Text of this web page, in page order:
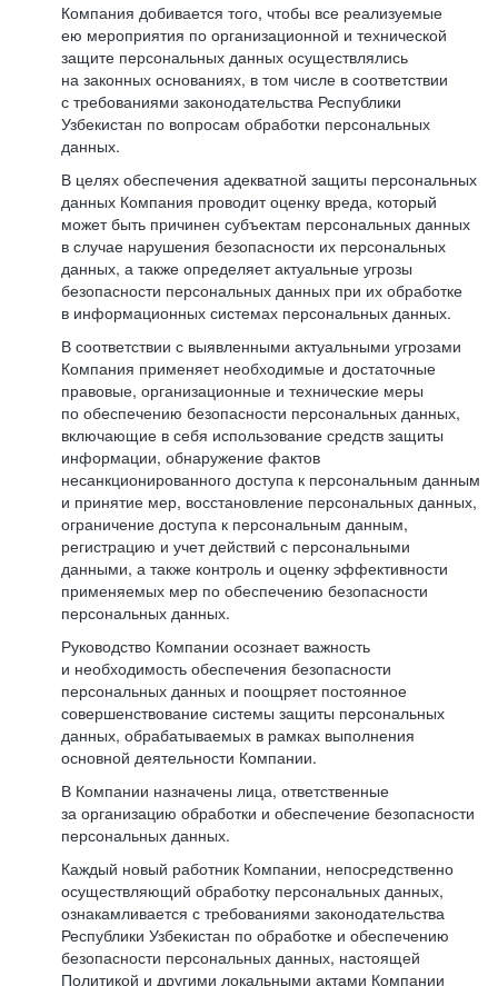
Компания добивается того, чтобы все реализуемые
ею мероприятия по организационной и технической
защите персональных данных осуществлялись
на законных основаниях, в том числе в соответствии
с требованиями законодательства Республики
Узбекистан по вопросам обработки персональных
данных.
В целях обеспечения адекватной защиты персональных
данных Компания проводит оценку вреда, который
может быть причинен субъектам персональных данных
в случае нарушения безопасности их персональных
данных, а также определяет актуальные угрозы
безопасности персональных данных при их обработке
в информационных системах персональных данных.
В соответствии с выявленными актуальными угрозами
Компания применяет необходимые и достаточные
правовые, организационные и технические меры
по обеспечению безопасности персональных данных,
включающие в себя использование средств защиты
информации, обнаружение фактов
несанкционированного доступа к персональным данным
и принятие мер, восстановление персональных данных,
ограничение доступа к персональным данным,
регистрацию и учет действий с персональными
данными, а также контроль и оценку эффективности
применяемых мер по обеспечению безопасности
персональных данных.
Руководство Компании осознает важность
и необходимость обеспечения безопасности
персональных данных и поощряет постоянное
совершенствование системы защиты персональных
данных, обрабатываемых в рамках выполнения
основной деятельности Компании.
В Компании назначены лица, ответственные
за организацию обработки и обеспечение безопасности
персональных данных.
Каждый новый работник Компании, непосредственно
осуществляющий обработку персональных данных,
ознакамливается с требованиями законодательства
Республики Узбекистан по обработке и обеспечению
безопасности персональных данных, настоящей
Политикой и другими локальными актами Компании